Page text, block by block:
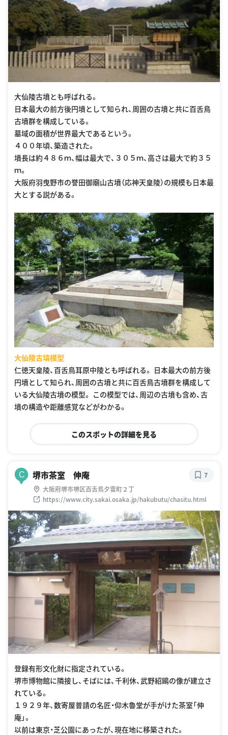
大仙陵古墳とも呼ばれる。
日本最大の前方後円墳として知られ、周囲の古墳と共に百舌鳥
古墳群を構成している。
墓域の面積が世界最大であるという。
４００年頃、築造された。
墳長は約４８６ｍ、幅は最大で、３０５ｍ、高さは最大で約３５
ｍ。
大阪府羽曳野市の誉田御廟山古墳（応神天皇陵）の規模も日本最
大とする説がある。
大仙陵古墳模型
仁徳天皇陵、百舌鳥耳原中陵とも呼ばれる。 日本最大の前方後
円墳として知られ、周囲の古墳と共に百舌鳥古墳群を構成して
いる大仙陵古墳の模型。 この模型では、周辺の古墳も含め、古
墳の構造や距離感覚などがわかる。
このスポットの詳細を見る
C 堺市茶室 伸庵
大阪府堺市堺区百舌鳥夕雲町２丁
https://www.city.sakai.osaka.jp/hakubutu/chasitu.html
7
登録有形文化財に指定されている。
堺市博物館に隣接し、そばには、千利休、武野紹鴎の像が建立さ
れている。
１９２９年、数寄屋普請の名匠・仰木魯堂が手がけた茶室「伸
庵」。
以前は東京・芝公園にあったが、現在地に移築された。